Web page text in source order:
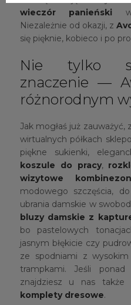
wieczór panieński
Niezależnie od okazji, z
się pięknie, kobieco i po
Nie tylko
znaczenie —
różnorodnym
Jak mogłaś już zauważyć,
wirtualnych półkach
piękne sukienki,
koszule do pracy,
wizytowe
modowego szczęścia,
ubrania damskie w
bluzy damskie z
bo pastelowych
jasnym błękicie czy
ze spodniami z
trampkami. Jeśli
znajdziesz u nas także
komplety dresowe.